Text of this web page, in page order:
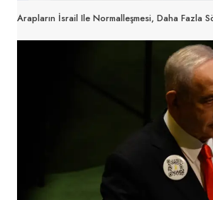
Arapların İsrail Ile Normalleşmesi, Daha Fazla